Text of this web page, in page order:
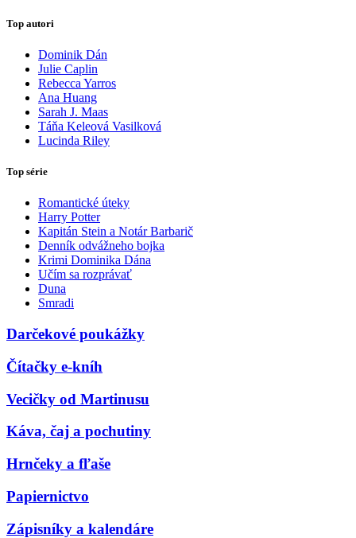
Top autori
Dominik Dán
Julie Caplin
Rebecca Yarros
Ana Huang
Sarah J. Maas
Táňa Keleová Vasilková
Lucinda Riley
Top série
Romantické úteky
Harry Potter
Kapitán Stein a Notár Barbarič
Denník odvážneho bojka
Krimi Dominika Dána
Učím sa rozprávať
Duna
Smradi
Darčekové poukážky
Čítačky e-kníh
Vecičky od Martinusu
Káva, čaj a pochutiny
Hrnčeky a fľaše
Papiernictvo
Zápisníky a kalendáre